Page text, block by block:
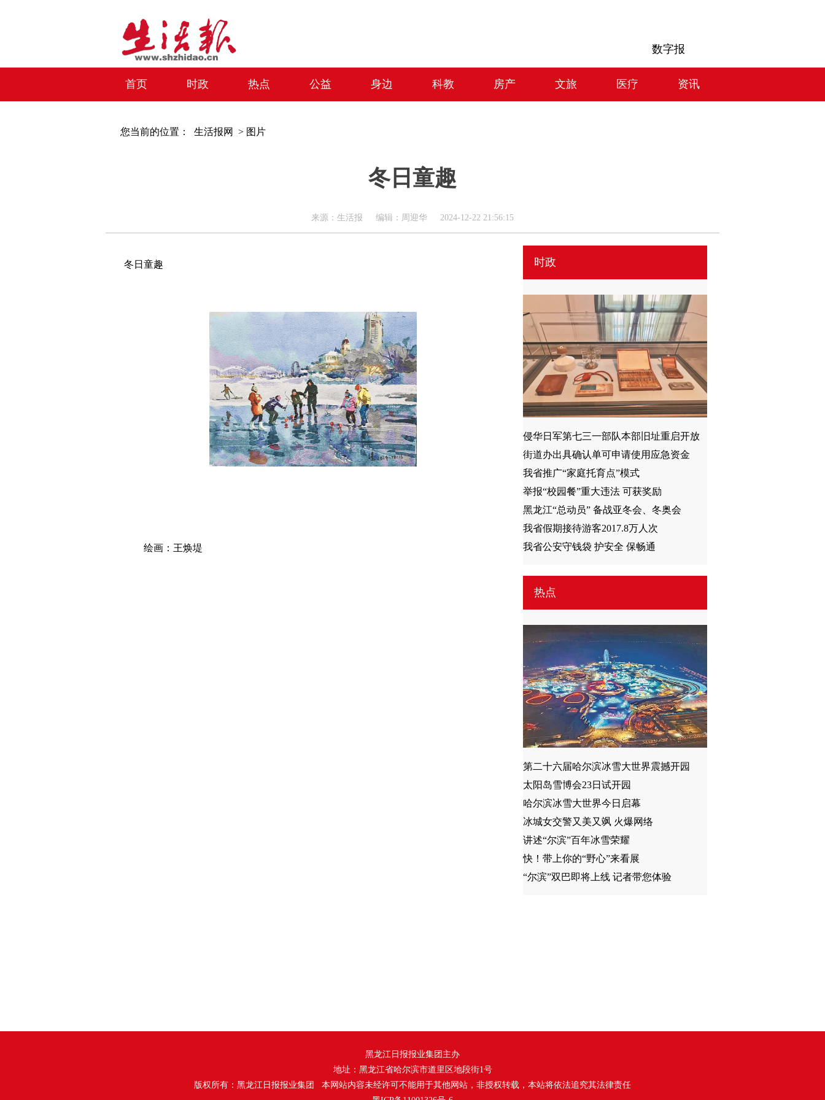
数字报
首页 时政 热点 公益 身边 科教 房产 文旅 医疗 资讯
您当前的位置： 生活报网 > 图片
冬日童趣
来源：生活报 编辑：周迎华 2024-12-22 21:56:15
冬日童趣
绘画：王焕堤
时政
侵华日军第七三一部队本部旧址重启开放
街道办出具确认单可申请使用应急资金
我省推广“家庭托育点”模式
举报“校园餐”重大违法 可获奖励
黑龙江“总动员” 备战亚冬会、冬奥会
我省假期接待游客2017.8万人次
我省公安守钱袋 护安全 保畅通
热点
第二十六届哈尔滨冰雪大世界震撼开园
太阳岛雪博会23日试开园
哈尔滨冰雪大世界今日启幕
冰城女交警又美又飒 火爆网络
讲述“尔滨”百年冰雪荣耀
快！带上你的“野心”来看展
“尔滨”双巴即将上线 记者带您体验
黑龙江日报报业集团主办
地址：黑龙江省哈尔滨市道里区地段街1号
版权所有：黑龙江日报报业集团 本网站内容未经许可不能用于其他网站，非授权转载，本站将依法追究其法律责任